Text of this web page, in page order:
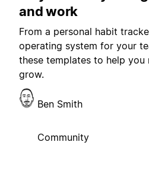
and work
From a personal habit
operating system for your
these templates to help you
grow.
Ben Smith
Community